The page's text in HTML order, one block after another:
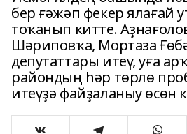
бер ғәжәп фекер ялағай
тоҡанып китте.
Шәриповҡа, Мортаза
депутаттары итеү, уға
райондың һәр төрлө
итеүҙә файҙаланыу өсөн